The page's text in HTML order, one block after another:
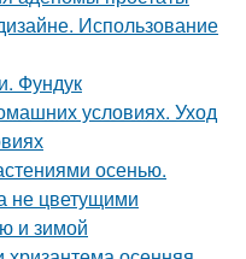
Использование
Фундук
условиях. Уход
осенью.
не цветущими
и зимой